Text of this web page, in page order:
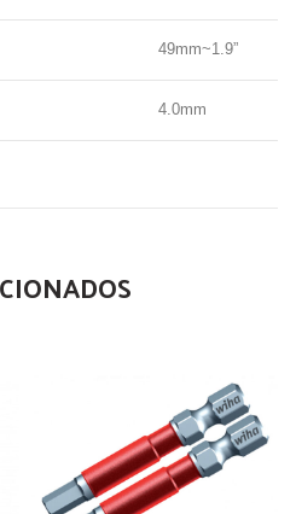
49mm~1.9”
4.0mm